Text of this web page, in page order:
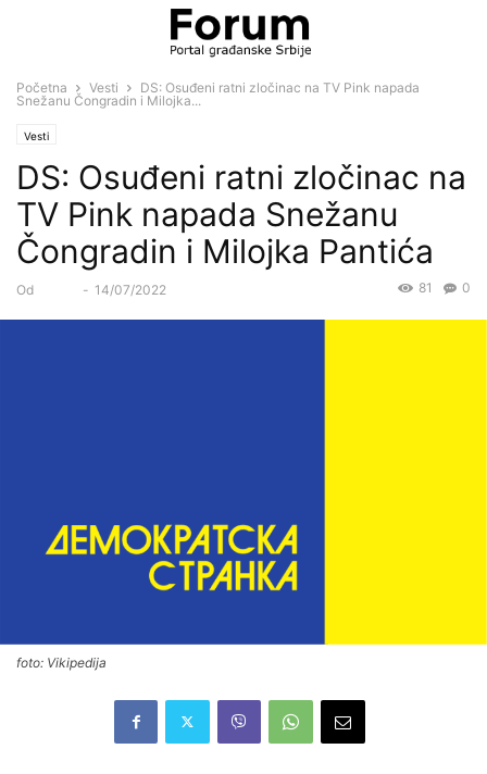
Početna Vesti
DS: Osuđeni ratni zločinac na TV Pink napada
Snežanu Čongradin i Milojka...
Vesti
DS: Osuđeni ratni zločinac na
TV Pink napada Snežanu
Čongradin i Milojka Pantića
Od - 14/07/2022 0
81
foto: Vikipedija